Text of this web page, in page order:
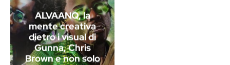
ALVAANQ, la
mente creativa
dietro i visual di
Gunna, Chris
Brown e non solo